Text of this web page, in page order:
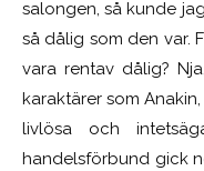
salongen, så kunde
så dålig som den var.
vara rentav dålig?
karaktärer som
livlösa och
handelsförbund gick